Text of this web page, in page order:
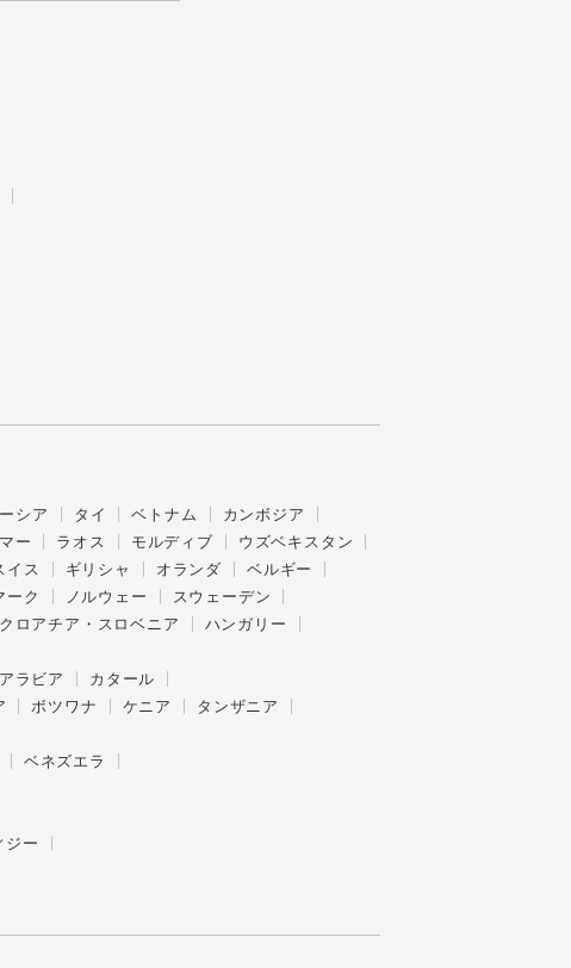
シア タイ ベトナム
カンボジア
ー ラオス モルディブ
ウズベキスタン
イス ギリシャ オランダ
ベルギー
ーク ノルウェー
スウェーデン
クロアチア・スロベニア
ハンガリー
ラビア
カタール
ボツワナ ケニア
タンザニア
ベネズエラ
ジー